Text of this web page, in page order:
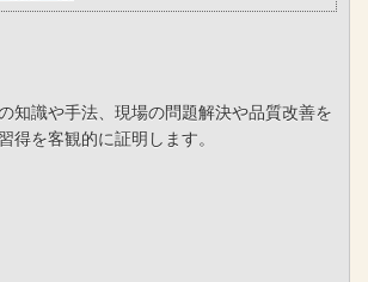
知識や手法、現場の問題解決や品質改善を
得を客観的に証明します。